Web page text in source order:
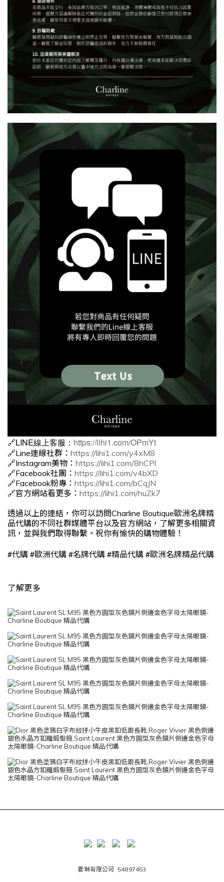
🔗LINE線上客服： https://lihi1.com/OPmYt
🔗Line連線社群： https://lihi1.com/y4xM8
🔗Instagram美物： https://lihi1.com/8hCPl
🔗Facebook社團： https://lihi1.com/v4bXD
🔗Facebook粉專： https://lihi1.com/bCqJN
🔗官方網站看更多： https://lihi1.com/huZk7
透過以上的連結，你可以訪問Charline Boutique歐洲名牌精
品代購的不同社群媒體平台以及官方網站，了解更多相關資
訊，並與我們取得聯繫。祝你有愉快的購物體驗！
#代購 #歐洲代購 #名牌代購 #精品代購 #歐洲名牌精品代購
了解更多
夏琳有限公司 54897453